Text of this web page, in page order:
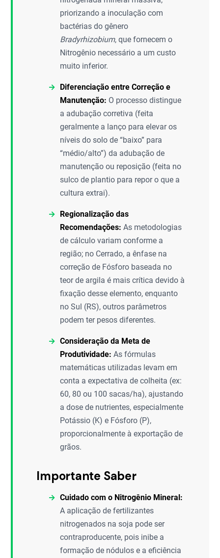
priorizando a inoculação com
bactérias do gênero
Bradyrhizobium, que fornecem o
Nitrogênio necessário a um custo
muito inferior.
Diferenciação entre Correção e
Manutenção: O processo distingue
a adubação corretiva (feita
geralmente a lanço para elevar os
níveis do solo de “baixo” para
“médio/alto”) da adubação de
manutenção ou reposição (feita no
sulco de plantio para repor o que a
cultura extrai).
Regionalização das
Recomendações: As metodologias
de cálculo variam conforme a
região; no Cerrado, a ênfase na
correção de Fósforo baseada no
teor de argila é mais crítica devido à
fixação desse elemento, enquanto
no Sul (RS), outros parâmetros
podem ter pesos diferentes.
Consideração da Meta de
Produtividade: As fórmulas
matemáticas utilizadas levam em
conta a expectativa de colheita (ex:
60, 80 ou 100 sacas/ha), ajustando
a dose de nutrientes, especialmente
Potássio (K) e Fósforo (P),
proporcionalmente à exportação de
grãos.
Importante Saber
Cuidado com o Nitrogênio Mineral:
A aplicação de fertilizantes
nitrogenados na soja pode ser
contraproducente, pois inibe a
formação de nódulos e a eficiência